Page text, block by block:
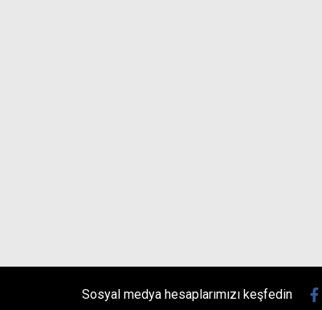
Sosyal medya hesaplarımızı keşfedin